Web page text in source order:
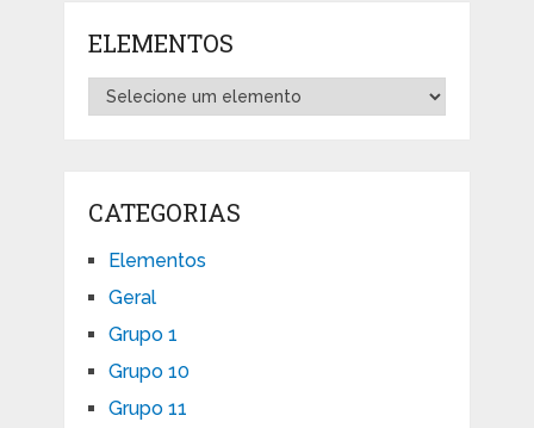
ELEMENTOS
CATEGORIAS
Elementos
Geral
Grupo 1
Grupo 10
Grupo 11